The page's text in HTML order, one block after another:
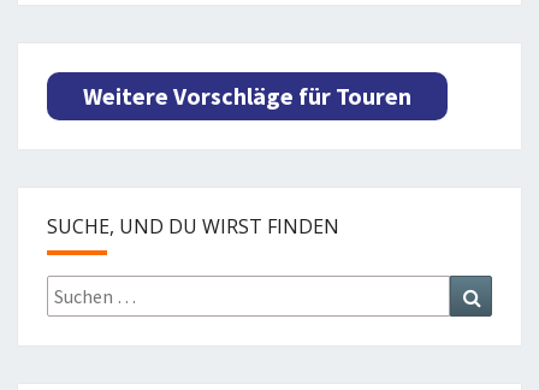
Weitere Vorschläge für Touren
SUCHE, UND DU WIRST FINDEN
Suchen
nach: